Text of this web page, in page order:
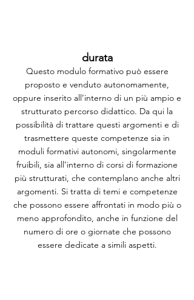
durata
Questo modulo formativo può essere
proposto e venduto autonomamente,
oppure inserito all’interno di un più ampio e
strutturato percorso didattico. Da qui la
possibilità di trattare questi argomenti e di
trasmettere queste competenze sia in
moduli formativi autonomi, singolarmente
fruibili, sia all’interno di corsi di formazione
più strutturati, che contemplano anche altri
argomenti. Si tratta di temi e competenze
che possono essere affrontati in modo più o
meno approfondito, anche in funzione del
numero di ore o giornate che possono
essere dedicate a simili aspetti.